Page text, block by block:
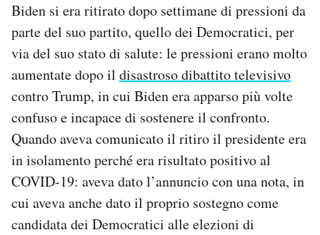
Biden si era ritirato dopo settimane di pressioni da
parte del suo partito, quello dei Democratici, per
via del suo stato di salute: le pressioni erano molto
aumentate dopo il disastroso dibattito televisivo
contro Trump, in cui Biden era apparso più volte
confuso e incapace di sostenere il confronto.
Quando aveva comunicato il ritiro il presidente era
in isolamento perché era risultato positivo al
COVID-19: aveva dato l’annuncio con una nota, in
cui aveva anche dato il proprio sostegno come
candidata dei Democratici alle elezioni di